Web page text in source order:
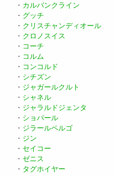
・ カルバンクライン
・ グッチ
・ クリスチャンディオール
・ クロノスイス
・ コーチ
・ コルム
・ コンコルド
・ シチズン
・ ジャガールクルト
・ シャネル
・ ジャラルドジェンタ
・ ショパール
・ ジラールペルゴ
・ ジン
・ セイコー
・ ゼニス
・ タグホイヤー